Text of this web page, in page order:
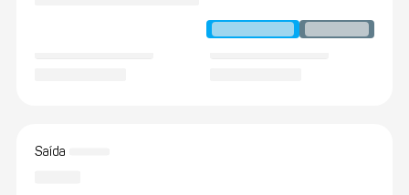
Saída